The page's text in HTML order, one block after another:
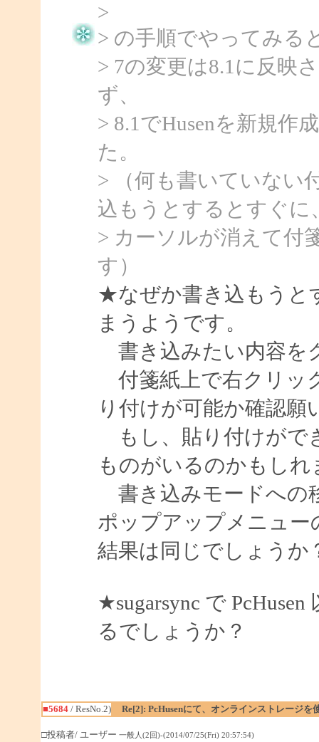
>
> の手順でやってみる
> 7の変更は8.1に反映
ず、
> 8.1でHusenを新規作
た。
> （何も書いていない
込もうとするとすぐに
> カーソルが消えて付
す）
★なぜか書き込もうと
まうようです。
書き込みたい内容を
付箋紙上で右クリッ
り付けが可能か確認願
もし、貼り付けがで
ものがいるのかもしれ
書き込みモードへの
ポップアップメニュ
結果は同じでしょうか
★sugarsync で
るでしょうか？
■5684/ ResNo.2) Re[2]: PcHusenにて、オンラインストレージを
□投稿者/ ユーザー 一般人(2回)-(2014/07/25(Fri) 20:57:54)